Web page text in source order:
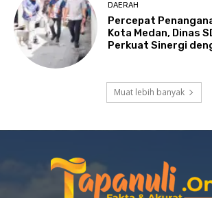
DAERAH
Percepat
Kota Medan, Dinas
Perkuat Sinergi
Muat lebih banyak